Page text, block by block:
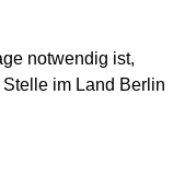
notwendig ist,
im Land Berlin